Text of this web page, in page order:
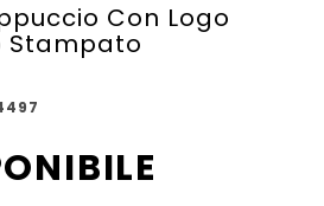
Con Logo
Stampato